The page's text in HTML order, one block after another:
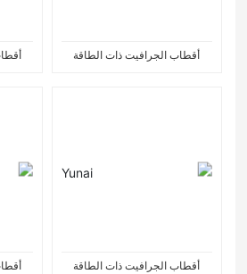
أقطاب الجرافيت ذات الطاقة
أقطاب الجرافيت ذات الطاقة